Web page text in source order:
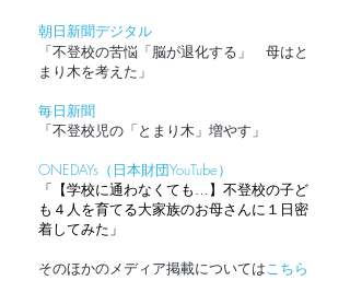
朝日新聞デジタル
「不登校の苦悩「脳が退化する」 母はと
まり木を考えた​」
毎日新聞
​「不登校児の「とまり木」増やす」
ONEDAYs（日本財団YouTube）
「【学校に通わなくても…】不登校の子ど
も４人を育てる大家族のお母さんに１日密
着してみた」
そのほかのメディア掲載についてはこちら